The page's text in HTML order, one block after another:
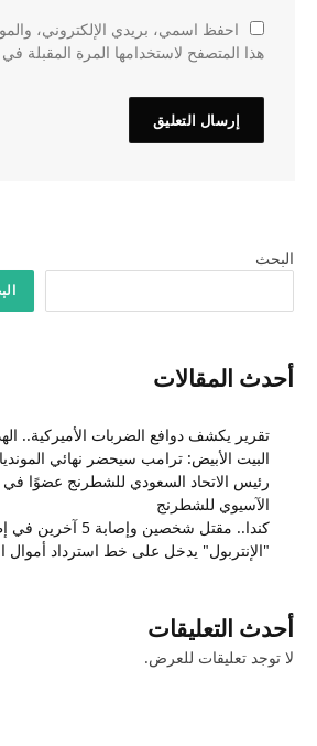
احفظ اسمي، بريدي الإلكتروني،
هذا المتصفح لاستخدامها المرة المقبلة
البحث
أحدث المقالات
تقرير يكشف دوافع الضربات الأميركية..
البيت الأبيض: ترامب سيحضر نهائي
رئيس الاتحاد السعودي للشطرنج عضوًا في
الآسيوي للشطرنج
كندا.. مقتل شخصين وإصابة 5 آخرين في إطلاق نار بتورونتو
"الإنتربول" يدخل على خط استرداد أموال
أحدث التعليقات
لا توجد تعليقات للعرض.